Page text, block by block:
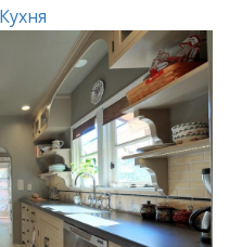
Кухня